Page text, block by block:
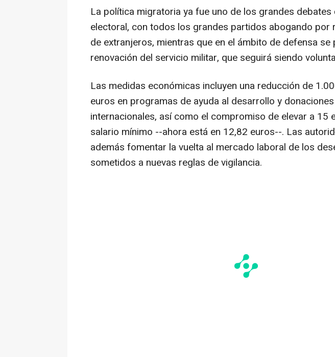
La política migratoria ya fue uno de los grandes debates
electoral, con todos los grandes partidos abogando por
de extranjeros, mientras que en el ámbito de defensa se
renovación del servicio militar, que seguirá siendo
Las medidas económicas incluyen una reducción de
euros en programas de ayuda al desarrollo y
internacionales, así como el compromiso de elevar a 15
salario mínimo --ahora está en 12,82 euros--. Las
además fomentar la vuelta al mercado laboral de los
sometidos a nuevas reglas de vigilancia.